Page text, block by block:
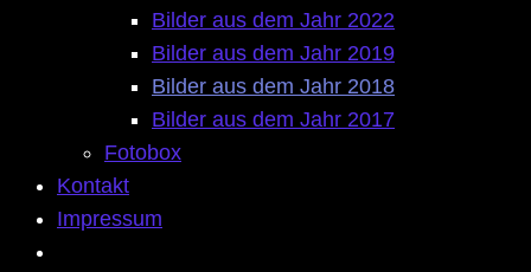
Bilder aus dem Jahr 2022
Bilder aus dem Jahr 2019
Bilder aus dem Jahr 2018
Bilder aus dem Jahr 2017
Fotobox
Kontakt
Impressum